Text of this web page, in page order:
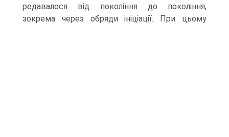
редавалося від покоління до покоління,
зокрема через обряди ініціації. При цьому